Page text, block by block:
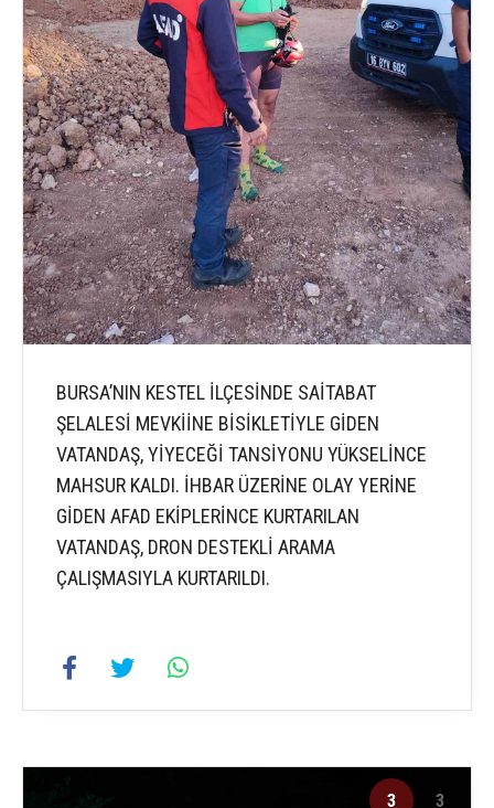
BURSA’NIN KESTEL İLÇESİNDE SAİTABAT
ŞELALESİ MEVKİİNE BİSİKLETİYLE GİDEN
VATANDAŞ, YİYECEĞİ TANSİYONU YÜKSELİNCE
MAHSUR KALDI. İHBAR ÜZERİNE OLAY YERİNE
GİDEN AFAD EKİPLERİNCE KURTARILAN
VATANDAŞ, DRON DESTEKLİ ARAMA
ÇALIŞMASIYLA KURTARILDI.
3 3